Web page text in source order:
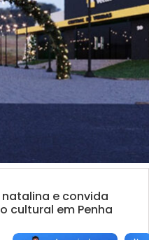
e convida
cultural em Penha